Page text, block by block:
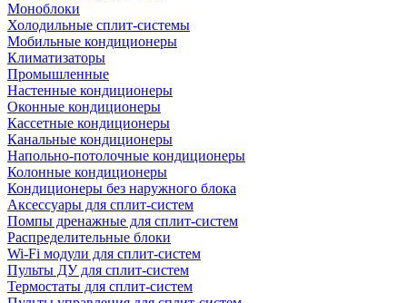
Моноблоки
Холодильные сплит-системы
Мобильные кондиционеры
Климатизаторы
Промышленные
Настенные кондиционеры
Оконные кондиционеры
Кассетные кондиционеры
Канальные кондиционеры
Напольно-потолочные кондиционеры
Колонные кондиционеры
Кондиционеры без наружного блока
Аксессуары для сплит-систем
Помпы дренажные для сплит-систем
Распределительные блоки
Wi-Fi модули для сплит-систем
Пульты ДУ для сплит-систем
Термостаты для сплит-систем